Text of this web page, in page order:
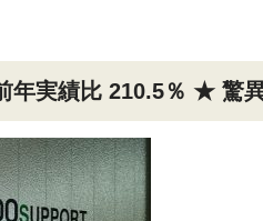
実績比 210.5％ ★ 驚異